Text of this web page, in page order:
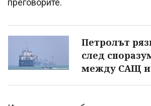
Петролът
след
между САЩ